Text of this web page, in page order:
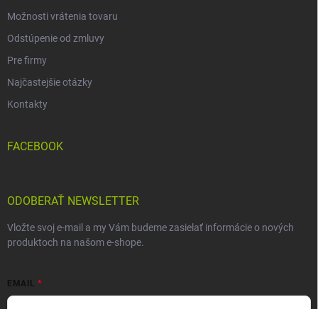
Možnosti vrátenia tovaru
Odstúpenie od zmluvy
Pre firmy
Najčastejšie otázky
Kontakty
FACEBOOK
ODOBERAŤ NEWSLETTER
Vložte svoj e-mail a my Vám budeme zasielať informácie o nových
produktoch na našom e-shope.
EMAIL